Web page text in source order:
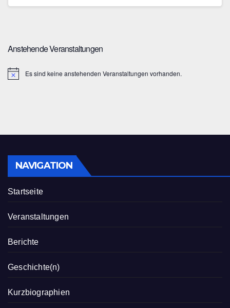
Anstehende Veranstaltungen
H
Es sind keine anstehenden Veranstaltungen vorhanden.
NAVIGATION
Startseite
Veranstaltungen
Berichte
Geschichte(n)
Kurzbiographien